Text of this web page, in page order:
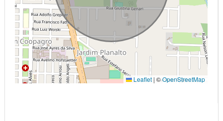
Leaflet | ©OpenStreetMap